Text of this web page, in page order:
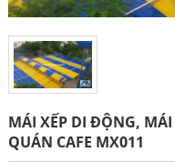
MÁI XẾP DI ĐỘNG,
QUÁN CAFE MX011